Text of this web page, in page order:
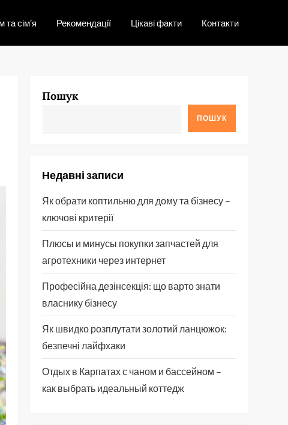
та сім’я Рекомендації Цікаві факти Контакти
Пошук
ПОШУК
Недавні записи
Як обрати коптильню для дому та бізнесу –
ключові критерії
Плюсы и минусы покупки запчастей для
агротехники через интернет
Професійна дезінсекція: що варто знати
власнику бізнесу
Як швидко розплутати золотий ланцюжок:
безпечні лайфхаки
Отдых в Карпатах с чаном и бассейном –
как выбрать идеальный коттедж